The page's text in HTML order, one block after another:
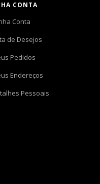
CONTA
Conta
de Desejos
Pedidos
Endereços
Pessoais